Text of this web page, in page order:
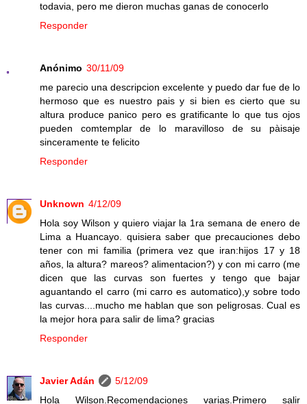
todavia, pero me dieron muchas ganas de conocerlo
Responder
Anónimo 30/11/09
me parecio una descripcion excelente y puedo dar fue de lo
hermoso que es nuestro pais y si bien es cierto que su
altura produce panico pero es gratificante lo que tus ojos
pueden comtemplar de lo maravilloso de su pàisaje
sinceramente te felicito
Responder
Unknown 4/12/09
Hola soy Wilson y quiero viajar la 1ra semana de enero de
Lima a Huancayo. quisiera saber que precauciones debo
tener con mi familia (primera vez que iran:hijos 17 y 18
años, la altura? mareos? alimentacion?) y con mi carro (me
dicen que las curvas son fuertes y tengo que bajar
aguantando el carro (mi carro es automatico),y sobre todo
las curvas....mucho me hablan que son peligrosas. Cual es
la mejor hora para salir de lima? gracias
Responder
Javier Adán
5/12/09
Hola Wilson.Recomendaciones varias.Primero salir